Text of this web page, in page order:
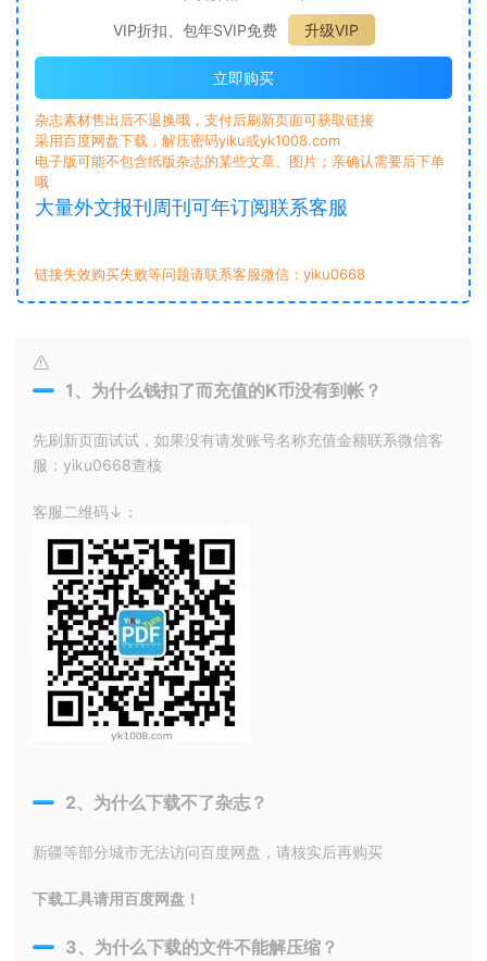
VIP折扣、包年SVIP免费
升级VIP
立即购买
杂志素材售出后不退换哦，支付后刷新页面可获取链接
采用百度网盘下载，解压密码yiku或yk1008.com
电子版可能不包含纸版杂志的某些文章、图片；亲确认需要后下单
哦
大量外文报刊周刊可年订阅联系客服
链接失效购买失败等问题请联系客服微信：yiku0668
1、为什么钱扣了而充值的K币没有到帐？
先刷新页面试试，如果没有请发账号名称充值金额联系微信客
服：yiku0668查核
客服二维码↓：
2、为什么下载不了杂志？
新疆等部分城市无法访问百度网盘，请核实后再购买
下载工具请用百度网盘！
3、为什么下载的文件不能解压缩？